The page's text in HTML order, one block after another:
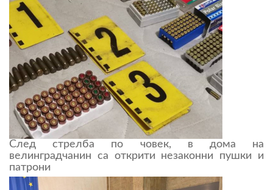
След стрелба по човек, в дома на
велинградчанин са открити незаконни пушки и
патрони